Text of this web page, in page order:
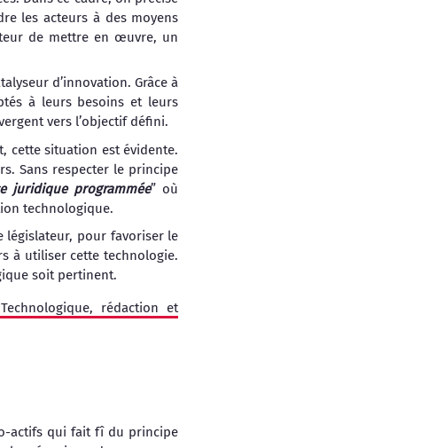
les acteurs à des moyens
de mettre en œuvre, un
d’innovation. Grâce à
à leurs besoins et leurs
vers l’objectif défini.
cette situation est évidente.
Sans respecter le principe
juridique programmée” où
technologique.
législateur, pour favoriser le
à utiliser cette technologie.
soit pertinent.
rédaction et
actifs qui fait fî du principe